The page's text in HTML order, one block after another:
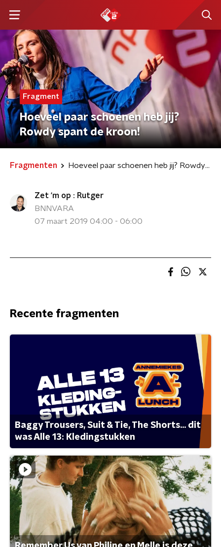
Fragment
Hoeveel paar schoenen heb jij?
Rowdy spant de kroon!
Fragmenten Hoeveel paar schoenen heb jij? Rowdy spant de kroon!
Zet ‘m op : Rutger
BNNVARA
07 maart 2019 04:00 - 06:00
Recente fragmenten
Baggy Trousers, Suit & Tie, The Shorts... dit
was Alle 13: Kledingstukken